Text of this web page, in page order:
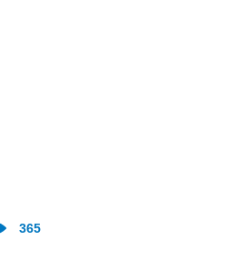
365